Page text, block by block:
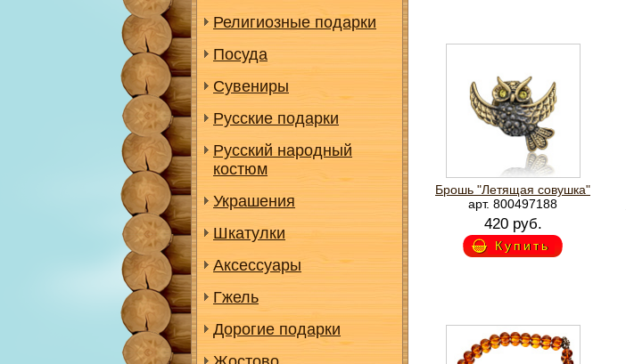
Религиозные подарки
Посуда
Сувениры
Русские подарки
Русский народный
костюм
Украшения
Шкатулки
Аксессуары
Гжель
Дорогие подарки
Брошь "Летящая совушка"
арт. 800497188
420 руб.
Купить